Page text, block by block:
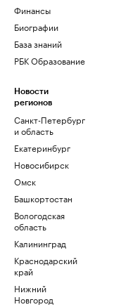
Финансы
Биографии
База знаний
РБК Образование
Новости
регионов
Санкт-Петербург
и область
Екатеринбург
Новосибирск
Омск
Башкортостан
Вологодская
область
Калининград
Краснодарский
край
Нижний
Новгород